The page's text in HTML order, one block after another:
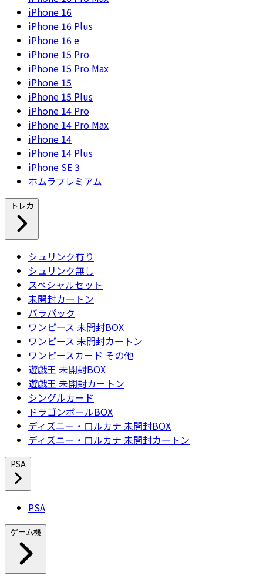
iPhone 16
iPhone 16 Plus
iPhone 16 e
iPhone 15 Pro
iPhone 15 Pro Max
iPhone 15
iPhone 15 Plus
iPhone 14 Pro
iPhone 14 Pro Max
iPhone 14
iPhone 14 Plus
iPhone SE 3
ホムラプレミアム
トレカ
シュリンク有り
シュリンク無し
スペシャルセット
未開封カートン
バラパック
ワンピース 未開封BOX
ワンピース 未開封カートン
ワンピースカード その他
遊戯王 未開封BOX
遊戯王 未開封カートン
シングルカード
ドラゴンボールBOX
ディズニー・ロルカナ 未開封BOX
ディズニー・ロルカナ 未開封カートン
PSA
PSA
ゲーム機